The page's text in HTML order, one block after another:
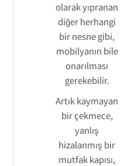
olarak yıpranan
diğer herhangi
bir nesne gibi,
mobilyanın bile
onarılması
gerekebilir.
Artık kaymayan
bir çekmece,
yanlış
hizalanmış bir
mutfak kapısı,